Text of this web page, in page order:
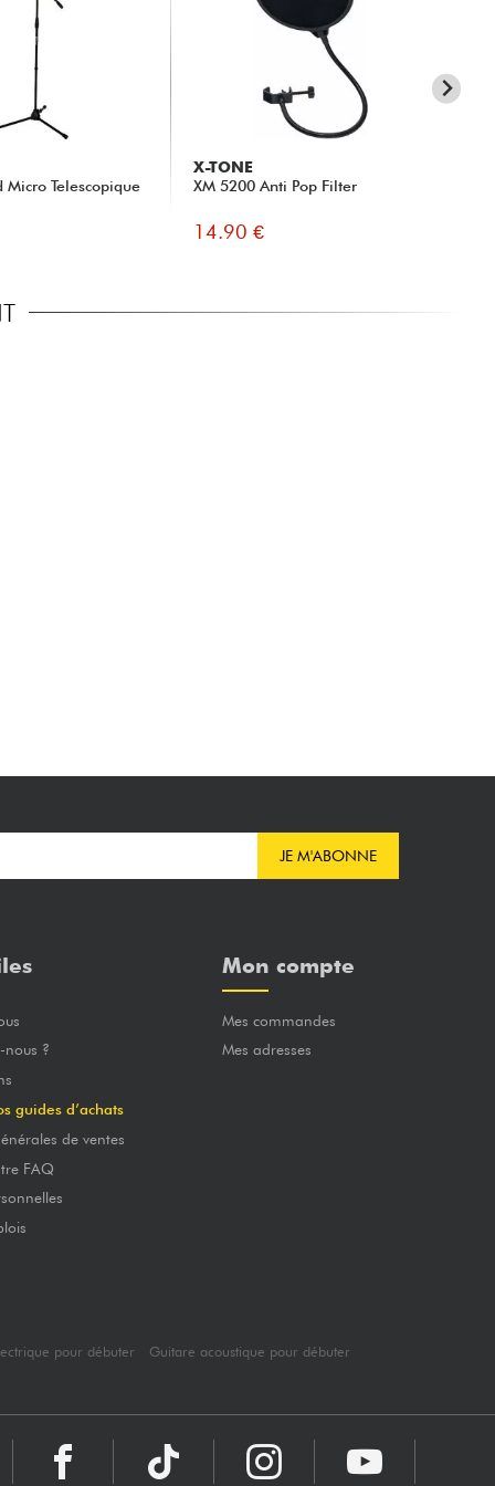
Micro Telescopique
X-TONE
XM 5200 Anti Pop Filter
14.90 €
JE M'ABONNE
nous ?
guides d’achats
de ventes
FAQ
Mon compte
Mes commandes
Mes adresses
pour débuter Guitare acoustique pour débuter